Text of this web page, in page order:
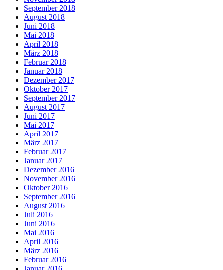
September 2018
August 2018
Juni 2018
Mai 2018
April 2018
März 2018
Februar 2018
Januar 2018
Dezember 2017
Oktober 2017
September 2017
August 2017
Juni 2017
Mai 2017
April 2017
März 2017
Februar 2017
Januar 2017
Dezember 2016
November 2016
Oktober 2016
September 2016
August 2016
Juli 2016
Juni 2016
Mai 2016
April 2016
März 2016
Februar 2016